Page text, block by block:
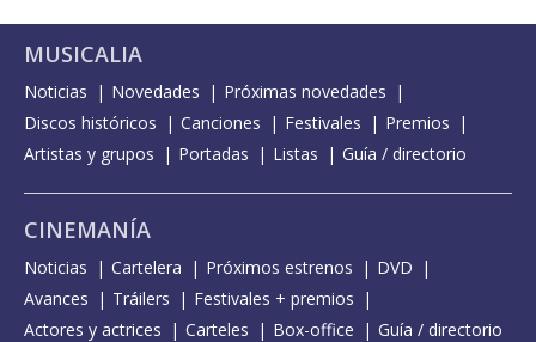
MUSICALIA
Noticias Novedades
Próximas novedades
Discos históricos
Canciones Festivales
Premios
Artistas y grupos
Portadas Listas Guía / directorio
CINEMANÍA
Noticias Cartelera Próximos estrenos
DVD
Avances
Tráilers
Festivales + premios
Actores y actrices
Carteles Box-office Guía / directorio